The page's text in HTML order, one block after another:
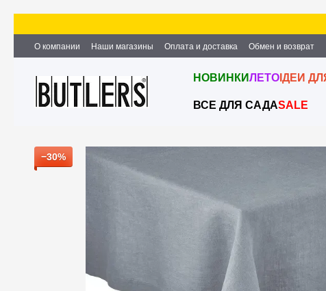
О компании Наши магазины Оплата и доставка
Обмен и возврат
Партнёрство и сотрудничество
Вакансии Контактная информация
НОВИНКИЛЕТО ІДЕИ
ВСЕ ДЛЯ САДАSALE
−30%